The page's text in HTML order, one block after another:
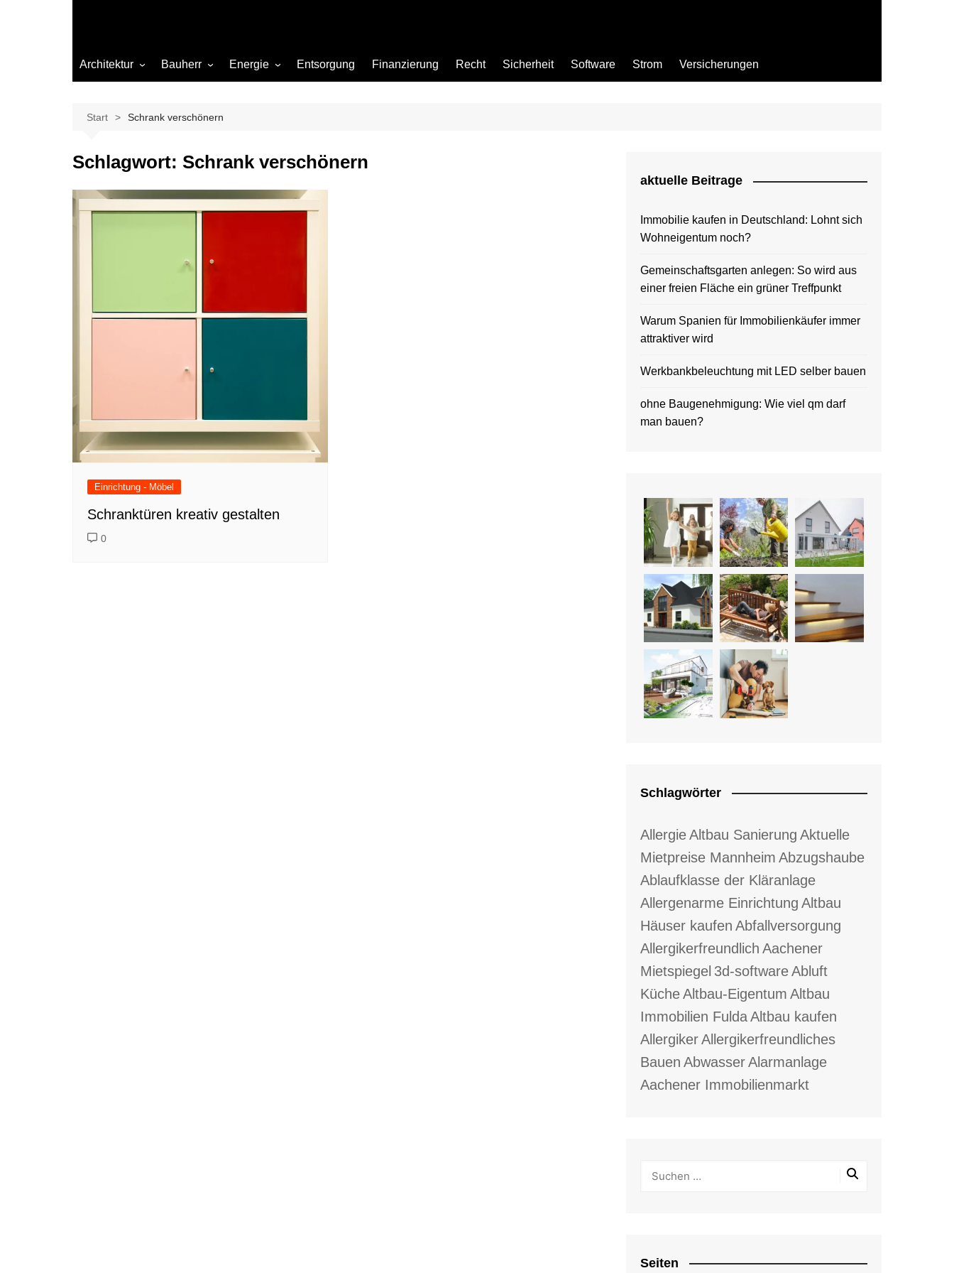
Architektur Bauherr
Beleuchtung
Büro
Garten
Materialien
Ökologisch bauen
Renovierung
Hygiene
Energie Entsorgung Finanzierung Recht Sicherheit Software Strom Versicherungen
Start Schrank verschönern
Schlagwort: Schrank verschönern
Einrichtung - Möbel
Schranktüren kreativ gestalten
0
aktuelle Beitrage
Immobilie kaufen in Deutschland: Lohnt sich
Wohneigentum noch?
Gemeinschaftsgarten anlegen: So wird aus
einer freien Fläche ein grüner Treffpunkt
Warum Spanien für Immobilienkäufer immer
attraktiver wird
Werkbankbeleuchtung mit LED selber bauen
ohne Baugenehmigung: Wie viel qm darf
man bauen?
Schlagwörter
AllergieAltbau Sanierung Aktuelle
Mietpreise Mannheim Abzugshaube
Ablaufklasse der Kläranlage
Allergenarme Einrichtung Altbau
Häuser kaufen Abfallversorgung
Allergikerfreundlich Aachener
Mietspiegel 3d-softwareAbluft
KücheAltbau-Eigentum Altbau
Immobilien FuldaAltbau kaufen
AllergikerAllergikerfreundliches
Bauen AbwasserAlarmanlage
Aachener Immobilienmarkt
Seiten